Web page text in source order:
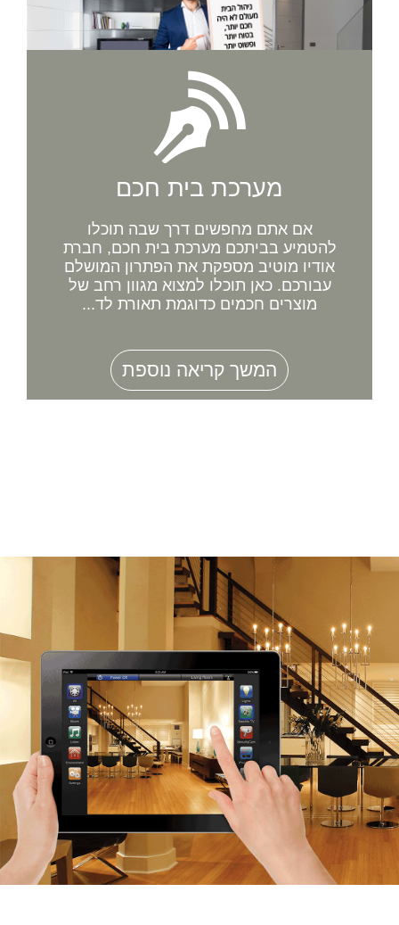
מערכת בית חכם
אם אתם מחפשים דרך שבה תוכלו
להטמיע בביתכם מערכת בית חכם, חברת
אודיו מוטיב מספקת את הפתרון המושלם
עבורכם. כאן תוכלו למצוא מגוון רחב של
מוצרים חכמים כדוגמת תאורת לד...
המשך קריאה נוספת